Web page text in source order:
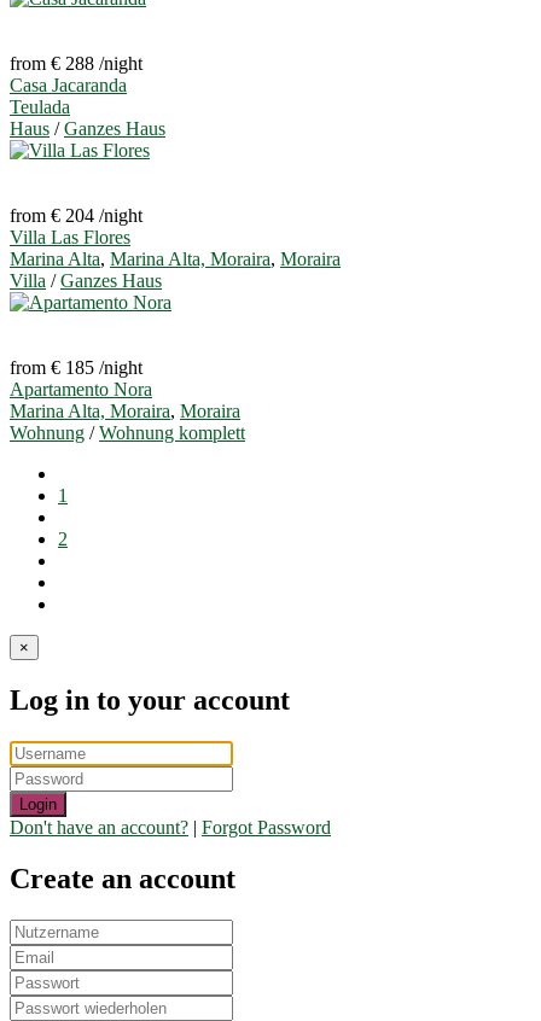
from € 288 /night
Casa Jacaranda
Teulada
Haus /Ganzes Haus
from € 204 /night
Villa Las Flores
Marina Alta, Marina Alta, Moraira, Moraira
Villa /Ganzes Haus
from € 185 /night
Apartamento Nora
Marina Alta, Moraira, Moraira
Wohnung /Wohnung komplett
1
2
×
Log in to your account
Login
Don't have an account? | Forgot Password
Create an account